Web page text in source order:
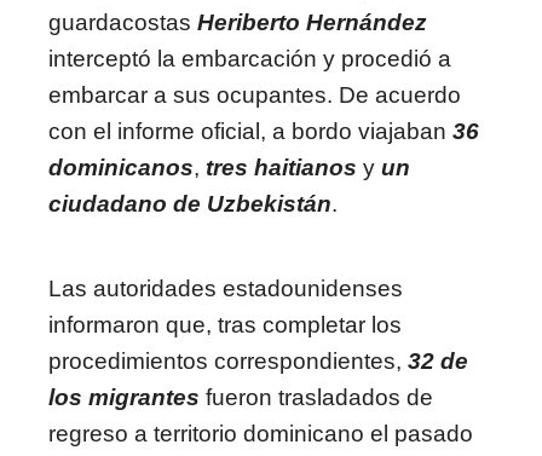
guardacostas Heriberto Hernández
interceptó la embarcación y procedió a
embarcar a sus ocupantes. De acuerdo
con el informe oficial, a bordo viajaban 36
dominicanos, tres haitianos y un
ciudadano de Uzbekistán.
Las autoridades estadounidenses
informaron que, tras completar los
procedimientos correspondientes, 32 de
los migrantes fueron trasladados de
regreso a territorio dominicano el pasado